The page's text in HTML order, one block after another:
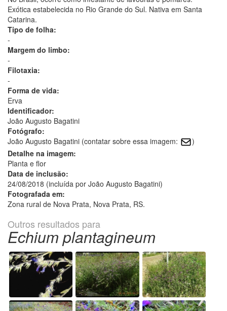
Exótica estabelecida no Rio Grande do Sul. Nativa em Santa
Catarina.
Tipo de folha:
-
Margem do limbo:
-
Filotaxia:
-
Forma de vida:
Erva
Identificador:
João Augusto Bagatini
Fotógrafo:
João Augusto Bagatini (contatar sobre essa imagem:
)
Detalhe na imagem:
Planta e flor
Data de inclusão:
24/08/2018 (incluída por João Augusto Bagatini)
Fotografada em:
Zona rural de Nova Prata, Nova Prata, RS.
Outros resultados para
Echium plantagineum